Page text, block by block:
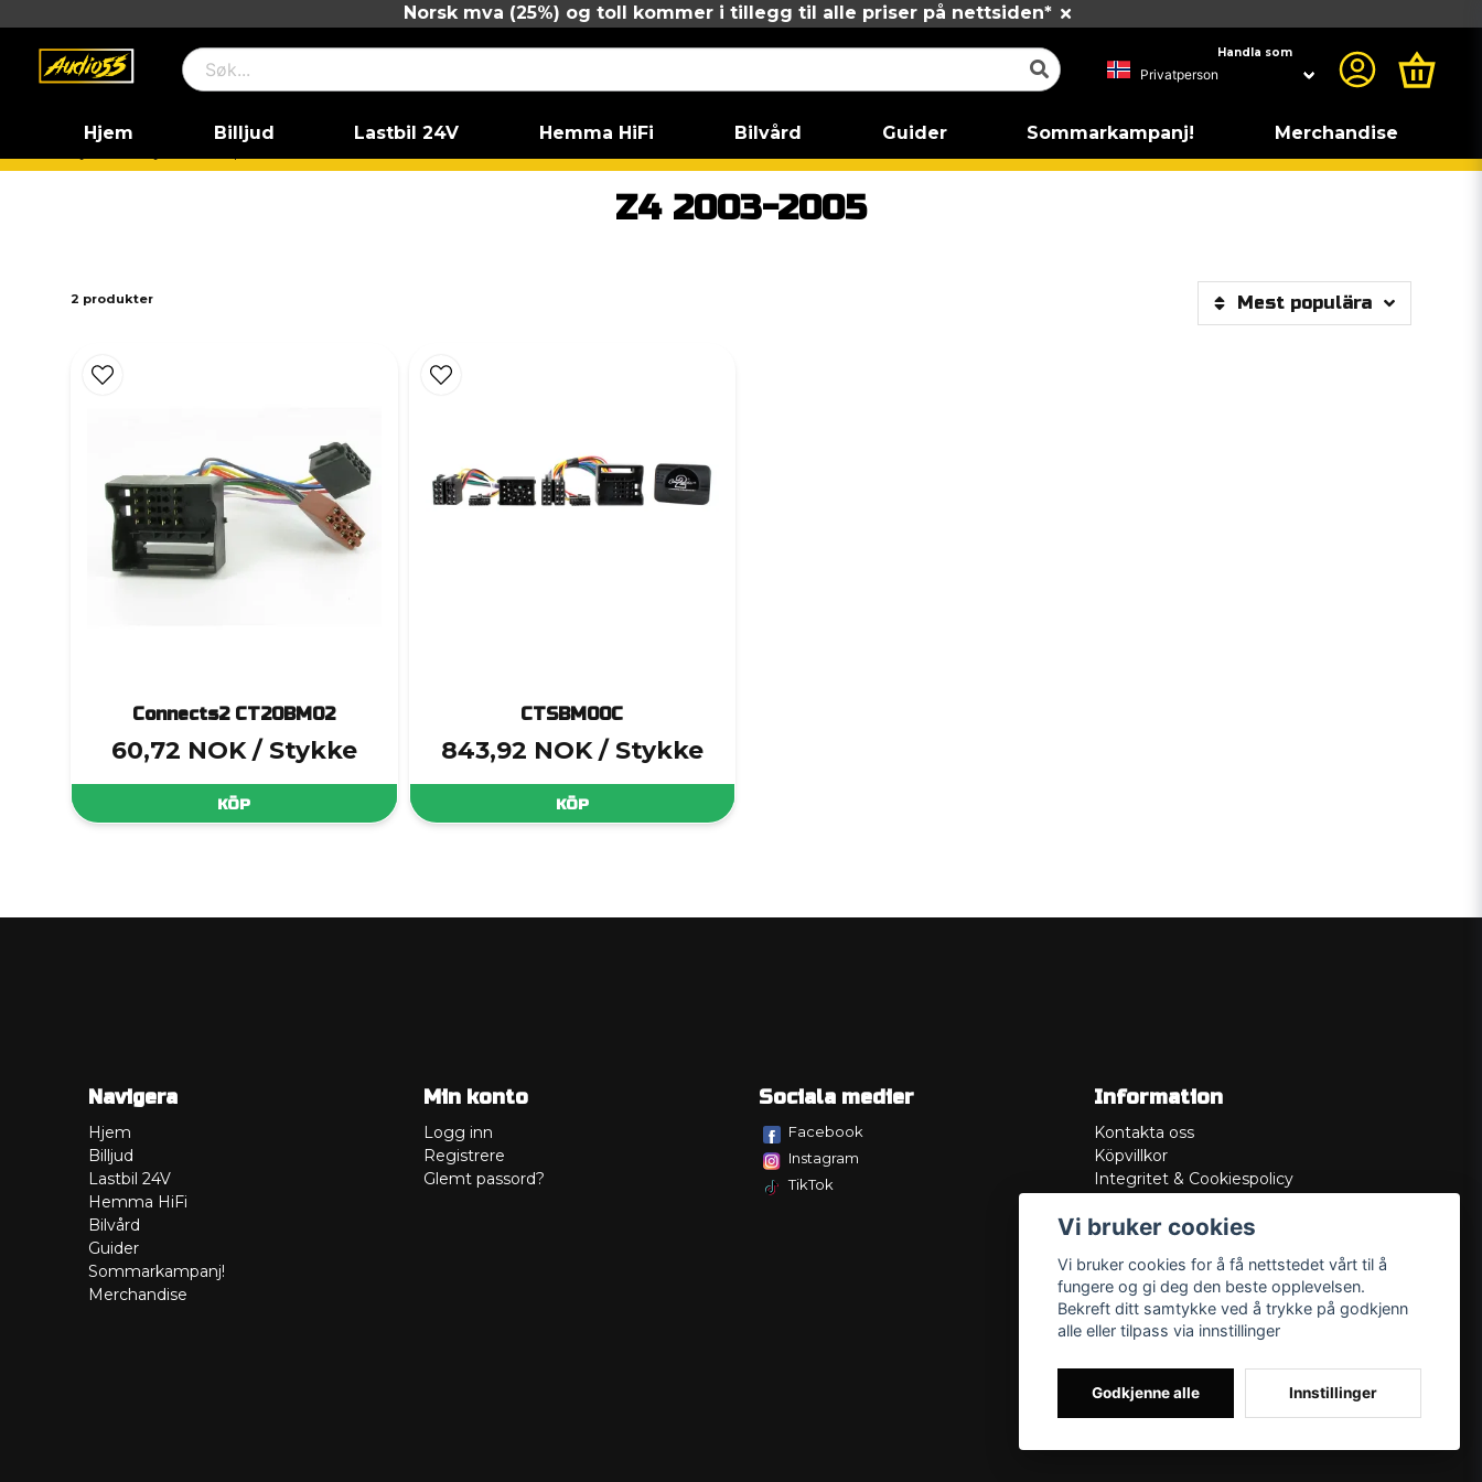
Norsk mva (25%) og toll kommer i tillegg til alle priser på nettsiden*
Handla som
Hjem Billjud Lastbil 24V Hemma HiFi Bilvård Guider Sommarkampanj! Merchandise
Z4 2003-2005
2 produkter Mest populära
Connects2 CT20BM02
60,72 NOK / Stykke
KÖP
CTSBM00C
843,92 NOK / Stykke
KÖP
Navigera
Hjem
Billjud
Lastbil 24V
Hemma HiFi
Bilvård
Guider
Sommarkampanj!
Merchandise
Min konto
Logg inn
Registrere
Glemt passord?
Sociala medier
Facebook
Instagram
TikTok
Information
Kontakta oss
Köpvillkor
Integritet & Cookiespolicy
Service/Garanti
Lådritning
Om oss
Vi bruker cookies
Vi bruker cookies for å få nettstedet vårt til å
fungere og gi deg den beste opplevelsen.
Bekreft ditt samtykke ved å trykke på godkjenn
alle eller tilpass via innstillinger
Godkjenne alle Innstillinger